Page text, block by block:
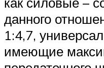
данного
1:4,7,
имеющие